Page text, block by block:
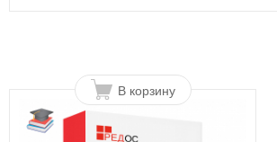
В корзину